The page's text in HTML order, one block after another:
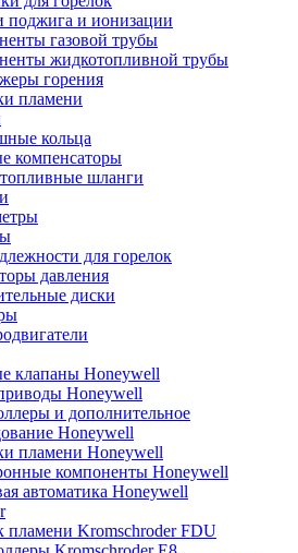
поджига и ионизации
газовой трубы
жидкотопливной трубы
горения
пламени
кольца
компенсаторы
шланги
для горелок
давления
диски
клапаны Honeywell
Honeywell
и дополнительное
Honeywell
пламени Honeywell
компоненты Honeywell
автоматика Honeywell
пламени Kromschroder FDU